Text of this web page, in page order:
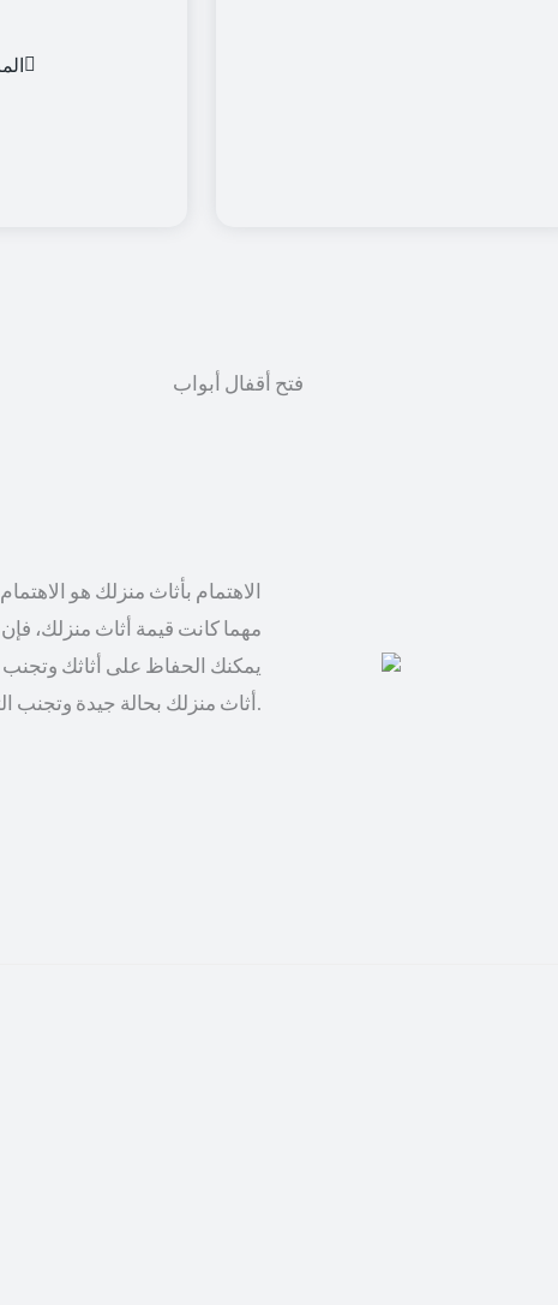
الاهتمام بأثاث منزلك هو
مهما كانت قيمة أثاث منزلك،
يمكنك الحفاظ على أثاثك